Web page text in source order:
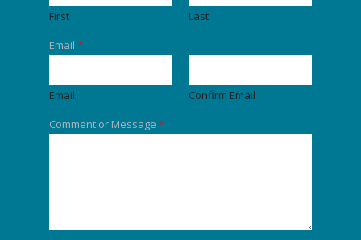
First
Last
Email *
Email
Confirm Email
Comment or Message *